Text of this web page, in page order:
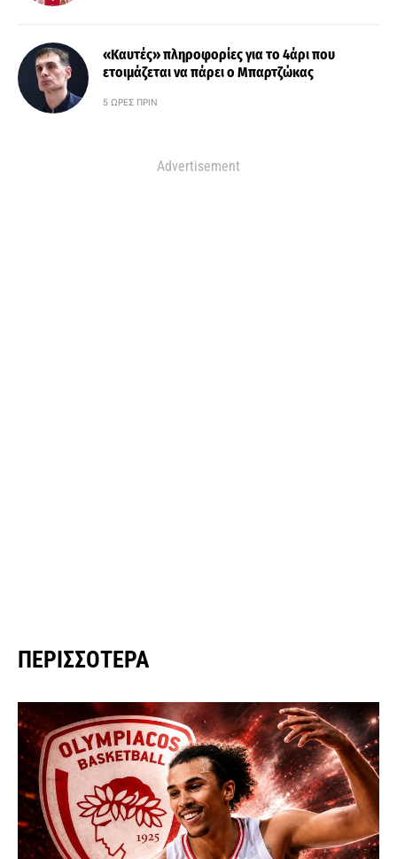
«Καυτές» πληροφορίες για το 4άρι που
ετοιμάζεται να πάρει ο Μπαρτζώκας
5 ΏΡΕΣ ΠΡΙΝ
Advertisement
ΠΕΡΙΣΣΌΤΕΡΑ